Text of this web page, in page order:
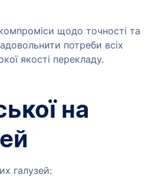
щодо точності та
потреби всіх
якості перекладу.
на
галузей: